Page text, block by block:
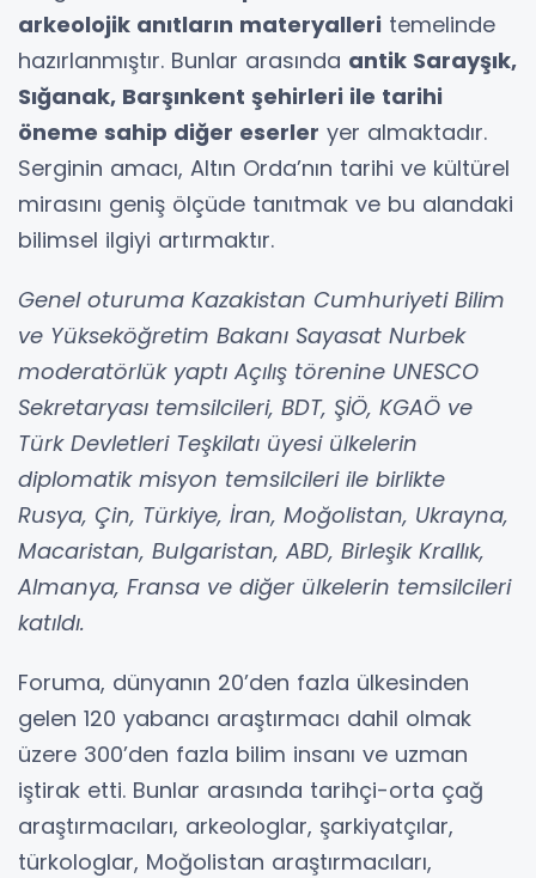
arkeolojik anıtların materyalleri temelinde
hazırlanmıştır. Bunlar arasında antik Sarayşık,
Sığanak, Barşınkent şehirleri ile tarihi
öneme sahip diğer eserler yer almaktadır.
Serginin amacı, Altın Orda’nın tarihi ve kültürel
mirasını geniş ölçüde tanıtmak ve bu alandaki
bilimsel ilgiyi artırmaktır.
Genel oturuma Kazakistan Cumhuriyeti Bilim
ve Yükseköğretim Bakanı Sayasat Nurbek
moderatörlük yaptı Açılış törenine UNESCO
Sekretaryası temsilcileri, BDT, ŞİÖ, KGAÖ ve
Türk Devletleri Teşkilatı üyesi ülkelerin
diplomatik misyon temsilcileri ile birlikte
Rusya, Çin, Türkiye, İran, Moğolistan, Ukrayna,
Macaristan, Bulgaristan, ABD, Birleşik Krallık,
Almanya, Fransa ve diğer ülkelerin temsilcileri
katıldı.
Foruma, dünyanın 20’den fazla ülkesinden
gelen 120 yabancı araştırmacı dahil olmak
üzere 300’den fazla bilim insanı ve uzman
iştirak etti. Bunlar arasında tarihçi-orta çağ
araştırmacıları, arkeologlar, şarkiyatçılar,
türkologlar, Moğolistan araştırmacıları,